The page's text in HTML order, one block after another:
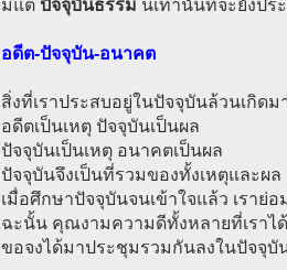
มีแต่ ปัจจุบันธรรม นี้เท่านั้นที่จะยังปร
อดีต-ปัจจุบัน-อนาคต
สิ่งที่เราประสบอยู่ในปัจจุบันล้วนเกิดม
อดีตเป็นเหตุ ปัจจุบันเป็นผล
ปัจจุบันเป็นเหตุ อนาคตเป็นผล
ปัจจุบันจึงเป็นที่รวมของทั้งเหตุและผล
เมื่อศึกษาปัจจุบันจนเข้าใจแล้ว เราย่
ฉะนั้น คุณงามความดีทั้งหลายที่เราไ
ขอจงได้มาประชุมรวมกันลงในปัจจุ